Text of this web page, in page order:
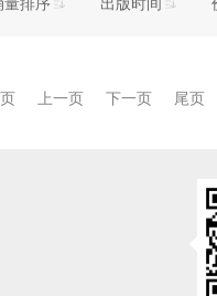
上一页 下一页 尾页